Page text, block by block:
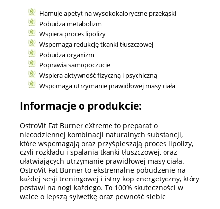
Hamuje apetyt na wysokokaloryczne przekąski
Pobudza metabolizm
Wspiera proces lipolizy
Wspomaga redukcję tkanki tłuszczowej
Pobudza organizm
Poprawia samopoczucie
Wspiera aktywność fizyczną i psychiczną
Wspomaga utrzymanie prawidłowej masy ciała
Informacje o produkcie:
OstroVit Fat Burner eXtreme to preparat o
niecodziennej kombinacji naturalnych substancji,
które wspomagają oraz przyśpieszają proces lipolizy,
czyli rozkładu i spalania tkanki tłuszczowej, oraz
ułatwiających utrzymanie prawidłowej masy ciała.
OstroVit Fat Burner to ekstremalne pobudzenie na
każdej sesji treningowej i istny kop energetyczny, który
postawi na nogi każdego. To 100% skuteczności w
walce o lepszą sylwetkę oraz pewność siebie